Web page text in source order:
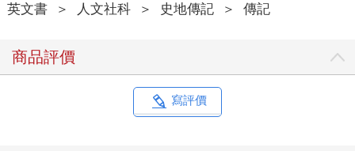
英文書 ＞ 人文社科 ＞ 史地傳記 ＞ 傳記
商品評價
寫評價